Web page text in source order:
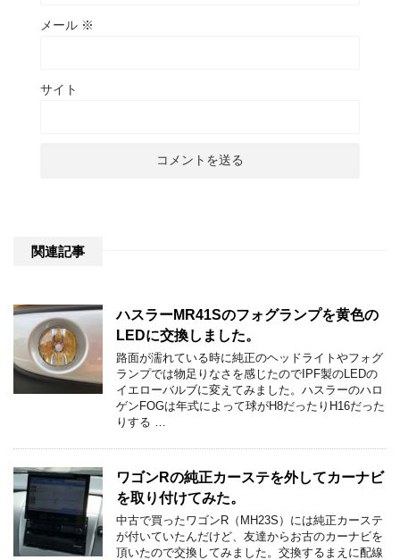
メール ※
サイト
関連記事
ハスラーMR41Sのフォグランプを黄色の
LEDに交換しました。
路面が濡れている時に純正のヘッドライトやフォグ
ランプでは物足りなさを感じたのでIPF製のLEDの
イエローバルブに変えてみました。ハスラーのハロ
ゲンFOGは年式によって球がH8だったりH16だった
りする …
ワゴンRの純正カーステを外してカーナビ
を取り付けてみた。
中古で買ったワゴンR（MH23S）には純正カーステ
が付いていたんだけど、友達からお古のカーナビを
頂いたので交換してみました。交換するまえに配線